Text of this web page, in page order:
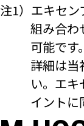
注1）エキセ
組み合わ
可能です。
詳細は当
い。エキ
イントに